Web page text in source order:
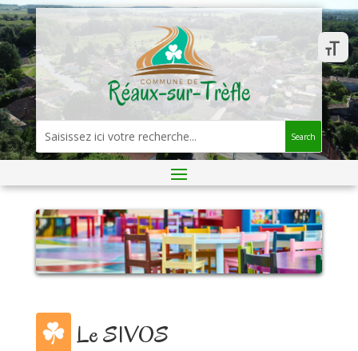
Search
Le SIVOS